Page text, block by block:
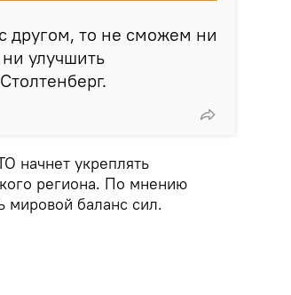
другом, то не сможем ни
улучшить
начнет укреплять
региона. По мнению
мировой баланс сил.